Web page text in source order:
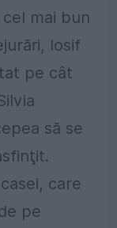
mai bun
Iosif
pe cât
să se
care
pe